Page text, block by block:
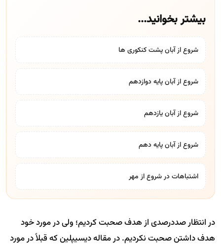
بیشتر بخوانید...
شروع از آبان پشت کنکوری ها
شروع از آبان پایه دوازدهم
شروع از آبان یازدهم
شروع از آبان پایه دهم
اشتباهات در شروع از مهر
در انتظار صددرصدی از هدف صحبت کردیم؛ ولی در مورد خود
هدف داشتن صحبت نکردیم. در مقاله دیسیپلین که قبلاً در مورد